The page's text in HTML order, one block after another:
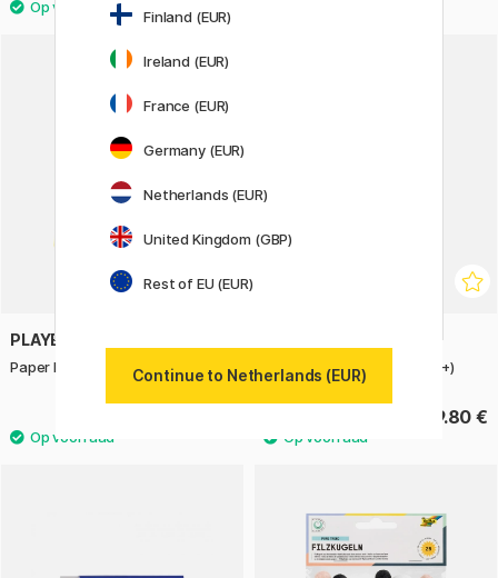
PLAYBOX
Paper lemon yellow 25 pcs 180 g Kinderkrijtjes 4-set (3 jaar+)
9.80 €
Finland (EUR)
Ireland (EUR)
France (EUR)
Germany (EUR)
Netherlands (EUR)
United Kingdom (GBP)
Rest of EU (EUR)
Continue to Netherlands (EUR)